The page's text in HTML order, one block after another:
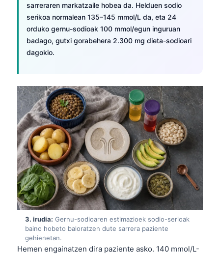
sarreraren markatzaile hobea da. Helduen sodio
serikoa normalean 135–145 mmol/L da, eta 24
orduko gernu-sodioak 100 mmol/egun inguruan
badago, gutxi gorabehera 2.300 mg dieta-sodioari
dagokio.
3. irudia: Gernu-sodioaren estimazioek sodio-serioak
baino hobeto baloratzen dute sarrera paziente
gehienetan.
Hemen engainatzen dira paziente asko. 140 mmol/L-